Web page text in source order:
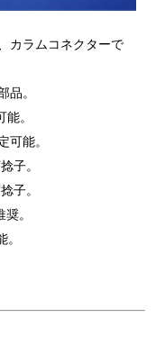
カラムコネクターで
品。
。
可能。
子。
子。
。
。